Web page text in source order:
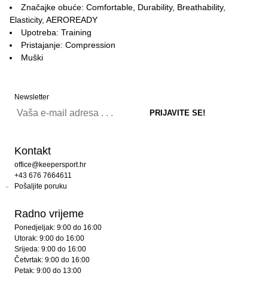
Značajke obuće: Comfortable, Durability, Breathability,
Elasticity, AEROREADY
Upotreba: Training
Pristajanje: Compression
Muški
Newsletter
Kontakt
office@keepersport.hr
+43 676 7664611
Pošaljite poruku
Radno vrijeme
Ponedjeljak: 9:00 do 16:00
Utorak: 9:00 do 16:00
Srijeda: 9:00 do 16:00
Četvrtak: 9:00 do 16:00
Petak: 9:00 do 13:00